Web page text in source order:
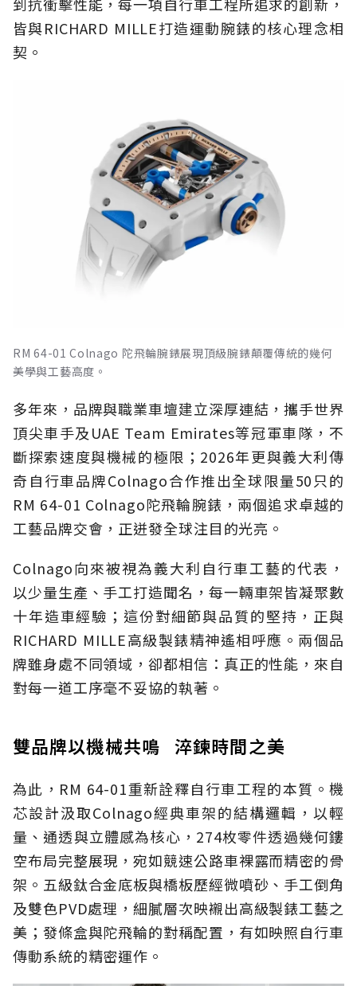
皆與RICHARD MILLE打造運動腕錶的核心理念相
契。
RM 64-01 Colnago 陀飛輪腕錶展現頂級腕錶顛覆傳統的幾何
美學與工藝高度。
多年來，品牌與職業車壇建立深厚連結，攜手世界
頂尖車手及UAE Team Emirates等冠軍車隊，不
斷探索速度與機械的極限；2026年更與義大利傳
奇自行車品牌Colnago合作推出全球限量50只的
RM 64-01 Colnago陀飛輪腕錶，兩個追求卓越的
工藝品牌交會，正迸發全球注目的光亮。
Colnago向來被視為義大利自行車工藝的代表，
以少量生產、手工打造聞名，每一輛車架皆凝聚數
十年造車經驗；這份對細節與品質的堅持，正與
RICHARD MILLE高級製錶精神遙相呼應。兩個品
牌雖身處不同領域，卻都相信：真正的性能，來自
對每一道工序毫不妥協的執著。
雙品牌以機械共鳴 淬鍊時間之美
為此，RM 64-01重新詮釋自行車工程的本質。機
芯設計汲取Colnago經典車架的結構邏輯，以輕
量、通透與立體感為核心，274枚零件透過幾何鏤
空布局完整展現，宛如競速公路車裸露而精密的骨
架。五級鈦合金底板與橋板歷經微噴砂、手工倒角
及雙色PVD處理，細膩層次映襯出高級製錶工藝之
美；發條盒與陀飛輪的對稱配置，有如映照自行車
傳動系統的精密運作。